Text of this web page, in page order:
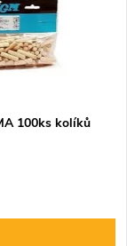
100ks kolíků